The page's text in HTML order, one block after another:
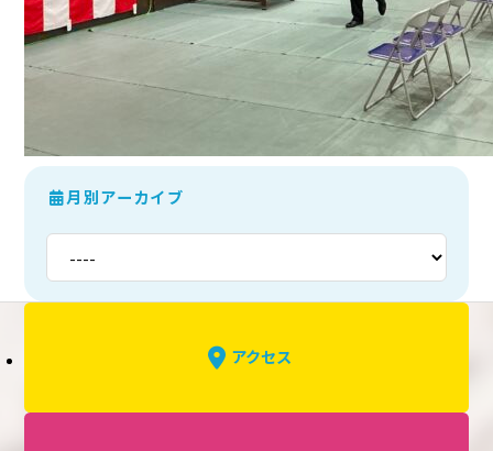
月別アーカイブ
アクセス